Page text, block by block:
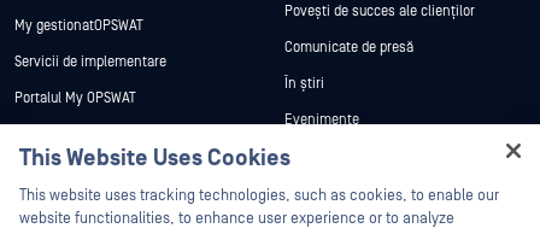
My gestionatOPSWAT
Servicii de implementare
Portalul My OPSWAT
vulnerabilităților
Povești de succes ale clienților
Comunicate de presă
În știri
Evenimente
Webinare
Fișe de date
Cărți albe
This Website Uses Cookies
This website uses tracking technologies, such as cookies, to enable our
website functionalities, to enhance user experience or to analyze
Hey there!
I'm Ozzy, your OPSWAT virtual assistant.